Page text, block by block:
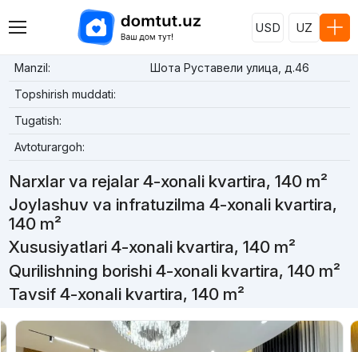
USD UZ
Manzil:
Шота Руставели улица, д.46
Topshirish muddati:
Tugatish:
Avtoturargoh:
Narxlar va rejalar 4-xonali kvartira, 140 m²
Joylashuv va infratuzilma 4-xonali kvartira,
140 m²
Xususiyatlari 4-xonali kvartira, 140 m²
Qurilishning borishi 4-xonali kvartira, 140 m²
Tavsif 4-xonali kvartira, 140 m²